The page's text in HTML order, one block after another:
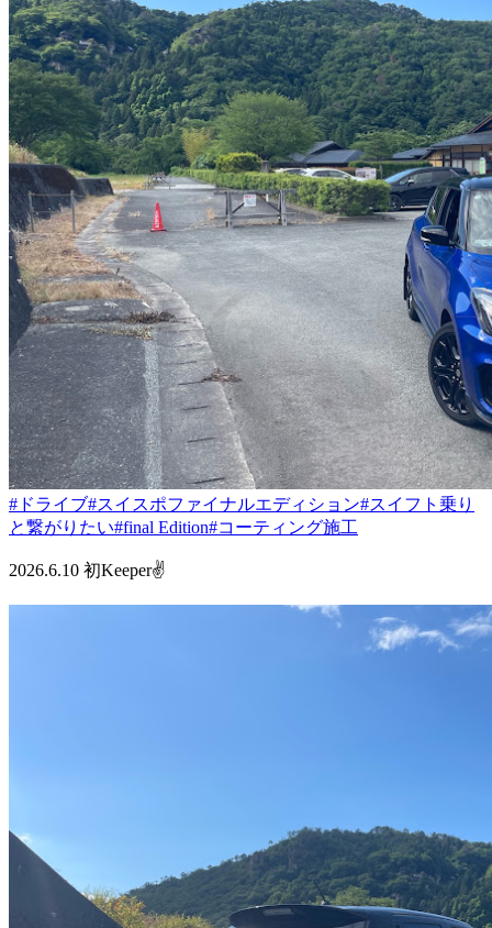
#ドライブ#スイスポファイナルエディション#スイフト乗り
と繋がりたい#final Edition#コーティング施工
2026.6.10 初Keeper✌️